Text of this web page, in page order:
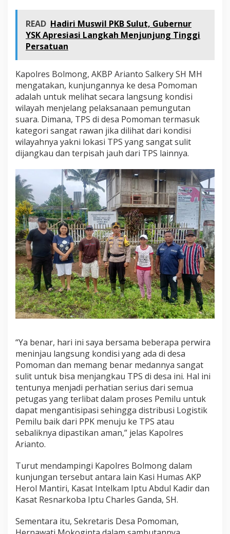
READ Hadiri Muswil PKB Sulut, Gubernur
YSK Apresiasi Langkah Menjunjung Tinggi
Persatuan
Kapolres Bolmong, AKBP Arianto Salkery SH MH
mengatakan, kunjungannya ke desa Pomoman
adalah untuk melihat secara langsung kondisi
wilayah menjelang pelaksanaan pemungutan
suara. Dimana, TPS di desa Pomoman termasuk
kategori sangat rawan jika dilihat dari kondisi
wilayahnya yakni lokasi TPS yang sangat sulit
dijangkau dan terpisah jauh dari TPS lainnya.
“Ya benar, hari ini saya bersama beberapa perwira
meninjau langsung kondisi yang ada di desa
Pomoman dan memang benar medannya sangat
sulit untuk bisa menjangkau TPS di desa ini. Hal ini
tentunya menjadi perhatian serius dari semua
petugas yang terlibat dalam proses Pemilu untuk
dapat mengantisipasi sehingga distribusi Logistik
Pemilu baik dari PPK menuju ke TPS atau
sebaliknya dipastikan aman,” jelas Kapolres
Arianto.
Turut mendampingi Kapolres Bolmong dalam
kunjungan tersebut antara lain Kasi Humas AKP
Herol Mantiri, Kasat Intelkam Iptu Abdul Kadir dan
Kasat Resnarkoba Iptu Charles Ganda, SH.
Sementara itu, Sekretaris Desa Pomoman,